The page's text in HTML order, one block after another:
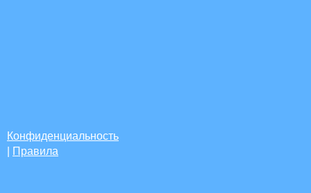
Конфиденциальность
Правила